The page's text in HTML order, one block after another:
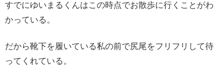
すでにゆいまるくんはこの時点でお散歩に行くことがわ
かっている。
だから靴下を履いている私の前で尻尾をフリフリして待
ってくれている。